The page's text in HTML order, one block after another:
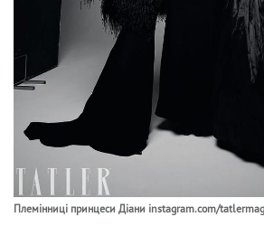
Племінниці принцеси Діани instagram.com/